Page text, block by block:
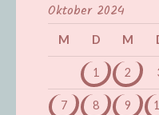
Oktober 2024
M D M
1 2
7 8 9